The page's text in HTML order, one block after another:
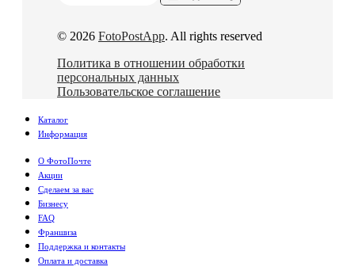
© 2026 FotoPostApp. All rights reserved
Политика в отношении обработки
персональных данных
Пользовательское соглашение
Каталог
Информация
О ФотоПочте
Акции
Сделаем за вас
Бизнесу
FAQ
Франшиза
Поддержка и контакты
Оплата и доставка